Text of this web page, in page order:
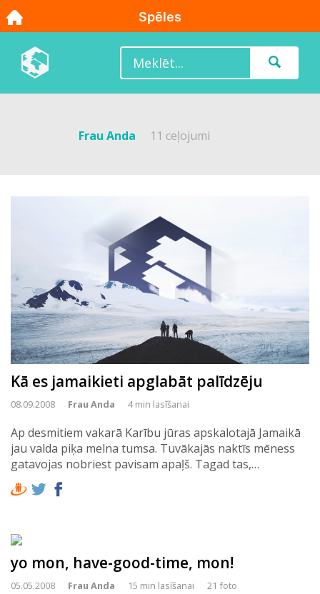
Frau Anda 11 ceļojumi
Kā es jamaikieti apglabāt palīdzēju
08.09.2008 Frau Anda 4 min lasīšanai
Ap desmitiem vakarā Karību jūras apskalotajā Jamaikā
jau valda piķa melna tumsa. Tuvākajās naktīs mēness
gatavojas nobriest pavisam apaļš. Tagad tas,…
yo mon, have-good-time, mon!
05.05.2008 Frau Anda 15 min lasīšanai 21 foto